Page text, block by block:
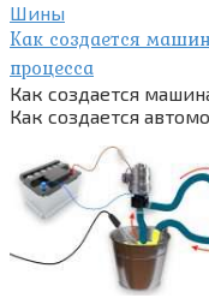
Шины
Как создается
процесса
Как создается
Как создается